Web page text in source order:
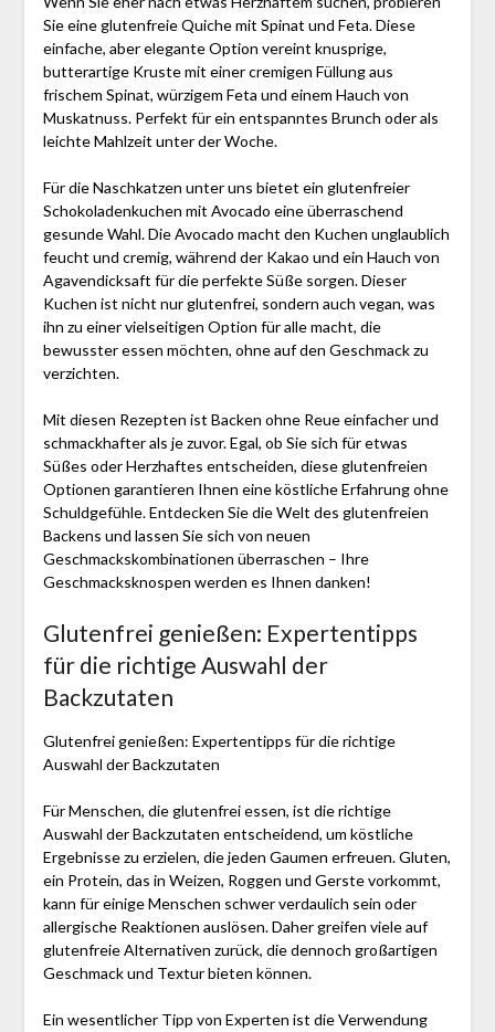
Sie eine glutenfreie Quiche mit Spinat und Feta. Diese
einfache, aber elegante Option vereint knusprige,
butterartige Kruste mit einer cremigen Füllung aus
frischem Spinat, würzigem Feta und einem Hauch von
Muskatnuss. Perfekt für ein entspanntes Brunch oder als
leichte Mahlzeit unter der Woche.
Für die Naschkatzen unter uns bietet ein glutenfreier
Schokoladenkuchen mit Avocado eine überraschend
gesunde Wahl. Die Avocado macht den Kuchen unglaublich
feucht und cremig, während der Kakao und ein Hauch von
Agavendicksaft für die perfekte Süße sorgen. Dieser
Kuchen ist nicht nur glutenfrei, sondern auch vegan, was
ihn zu einer vielseitigen Option für alle macht, die
bewusster essen möchten, ohne auf den Geschmack zu
verzichten.
Mit diesen Rezepten ist Backen ohne Reue einfacher und
schmackhafter als je zuvor. Egal, ob Sie sich für etwas
Süßes oder Herzhaftes entscheiden, diese glutenfreien
Optionen garantieren Ihnen eine köstliche Erfahrung ohne
Schuldgefühle. Entdecken Sie die Welt des glutenfreien
Backens und lassen Sie sich von neuen
Geschmackskombinationen überraschen – Ihre
Geschmacksknospen werden es Ihnen danken!
Glutenfrei genießen: Expertentipps
für die richtige Auswahl der
Backzutaten
Glutenfrei genießen: Expertentipps für die richtige
Auswahl der Backzutaten
Für Menschen, die glutenfrei essen, ist die richtige
Auswahl der Backzutaten entscheidend, um köstliche
Ergebnisse zu erzielen, die jeden Gaumen erfreuen. Gluten,
ein Protein, das in Weizen, Roggen und Gerste vorkommt,
kann für einige Menschen schwer verdaulich sein oder
allergische Reaktionen auslösen. Daher greifen viele auf
glutenfreie Alternativen zurück, die dennoch großartigen
Geschmack und Textur bieten können.
Ein wesentlicher Tipp von Experten ist die Verwendung